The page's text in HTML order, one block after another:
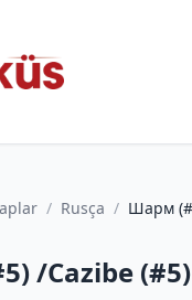
/ Rusça /
/Cazibe (#5)